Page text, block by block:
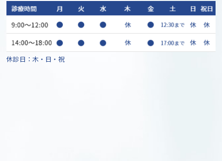
休診日：木・日・祝